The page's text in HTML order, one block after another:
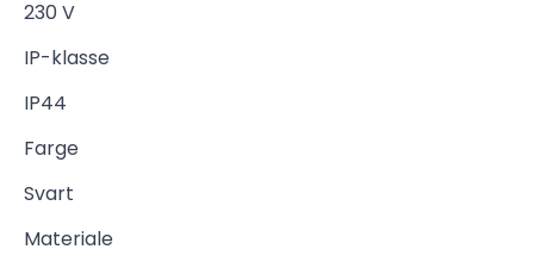
230 V
IP-klasse
IP44
Farge
Svart
Materiale